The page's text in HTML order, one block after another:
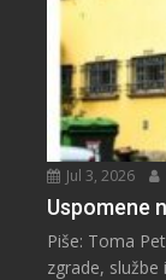
Jul 3, 2026
Uspomene
Piše: Toma
zgrade,